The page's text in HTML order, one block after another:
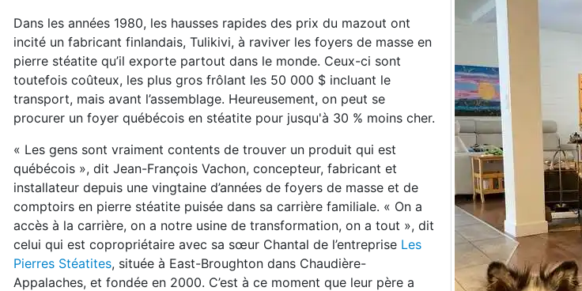
Dans les années 1980, les hausses rapides des prix du mazout ont
incité un fabricant finlandais, Tulikivi, à raviver les foyers de masse en
pierre stéatite qu’il exporte partout dans le monde. Ceux-ci sont
toutefois coûteux, les plus gros frôlant les 50 000 $ incluant le
transport, mais avant l’assemblage. Heureusement, on peut se
procurer un foyer québécois en stéatite pour jusqu'à 30 % moins cher.
« Les gens sont vraiment contents de trouver un produit qui est
québécois », dit Jean-François Vachon, concepteur, fabricant et
installateur depuis une vingtaine d’années de foyers de masse et de
comptoirs en pierre stéatite puisée dans sa carrière familiale. « On a
accès à la carrière, on a notre usine de transformation, on a tout », dit
celui qui est copropriétaire avec sa sœur Chantal de l’entreprise Les
Pierres Stéatites, située à East-Broughton dans Chaudière-
Appalaches, et fondée en 2000. C’est à ce moment que leur père a